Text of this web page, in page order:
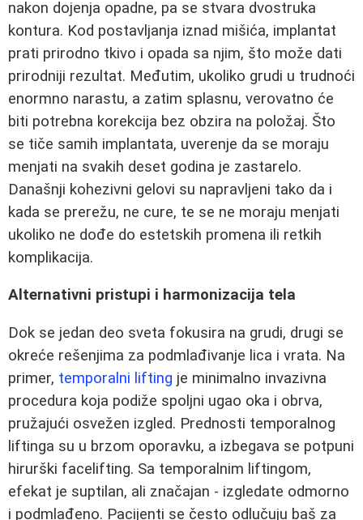
nakon dojenja opadne, pa se stvara dvostruka
kontura. Kod postavljanja iznad mišića, implantat
prati prirodno tkivo i opada sa njim, što može dati
prirodniji rezultat. Međutim, ukoliko grudi u trudnoći
enormno narastu, a zatim splasnu, verovatno će
biti potrebna korekcija bez obzira na položaj. Što
se tiče samih implantata, uverenje da se moraju
menjati na svakih deset godina je zastarelo.
Današnji kohezivni gelovi su napravljeni tako da i
kada se prerežu, ne cure, te se ne moraju menjati
ukoliko ne dođe do estetskih promena ili retkih
komplikacija.
Alternativni pristupi i harmonizacija tela
Dok se jedan deo sveta fokusira na grudi, drugi se
okreće rešenjima za podmlađivanje lica i vrata. Na
primer, temporalni lifting je minimalno invazivna
procedura koja podiže spoljni ugao oka i obrva,
pružajući osvežen izgled. Prednosti temporalnog
liftinga su u brzom oporavku, a izbegava se potpuni
hirurški facelifting. Sa temporalnim liftingom,
efekat je suptilan, ali značajan - izgledate odmorno
i podmlađeno. Pacijenti se često odlučuju baš za